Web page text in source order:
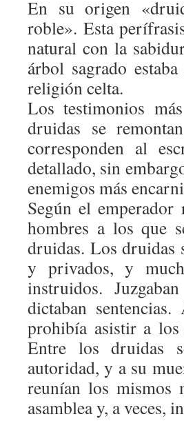
En su origen
roble». Esta
natural con la
árbol sagrado
religión celta.
Los testimonios
druidas se
corresponden al
detallado, sin
enemigos más
Según el
hombres a los que
druidas. Los druidas
y privados, y
instruidos.
dictaban
prohibía asistir a los
Entre los druidas
autoridad, y a su
reunían los mismos
asamblea y, a veces,